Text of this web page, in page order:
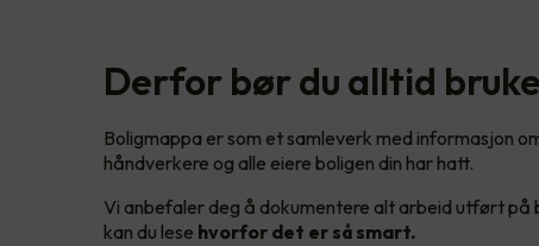
Derfor bør du alltid
Boligmappa er som et samleverk med informasjon
håndverkere og alle eiere boligen din har hatt.
Vi anbefaler deg å dokumentere alt arbeid utført på
kan du lese hvorfor det er så smart.